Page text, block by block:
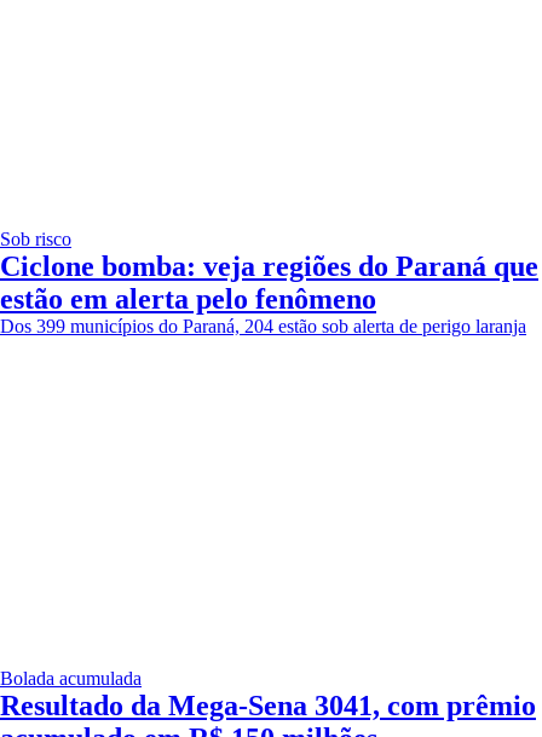
Sob risco
Ciclone bomba: veja regiões do Paraná que
estão em alerta pelo fenômeno
Dos 399 municípios do Paraná, 204 estão sob alerta de perigo laranja
Bolada acumulada
Resultado da Mega-Sena 3041, com prêmio